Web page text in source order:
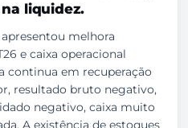
liquidez.
melhora
e caixa operacional
continua em recuperação
resultado bruto negativo,
negativo, caixa muito
A existência de estoques